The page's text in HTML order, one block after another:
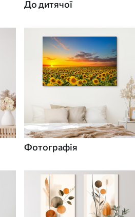
До дитячої
Фотографія